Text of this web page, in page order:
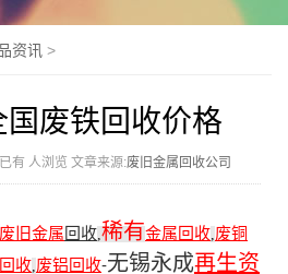
资讯 >
废铁回收价格
有 人浏览 文章来源:废旧金属回收公司
废旧金属回收,稀有金属回收,废铜
收,废铝回收-无锡永成再生资